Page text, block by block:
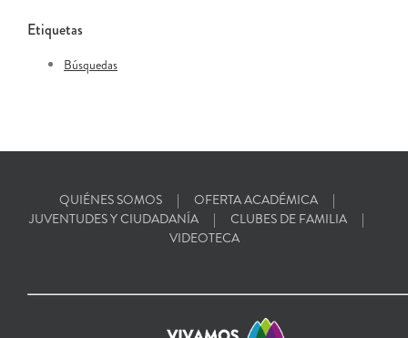
Etiquetas
Búsquedas
QUIÉNES SOMOS
OFERTA ACADÉMICA
JUVENTUDES Y CIUDADANÍA
CLUBES DE FAMILIA
VIDEOTECA